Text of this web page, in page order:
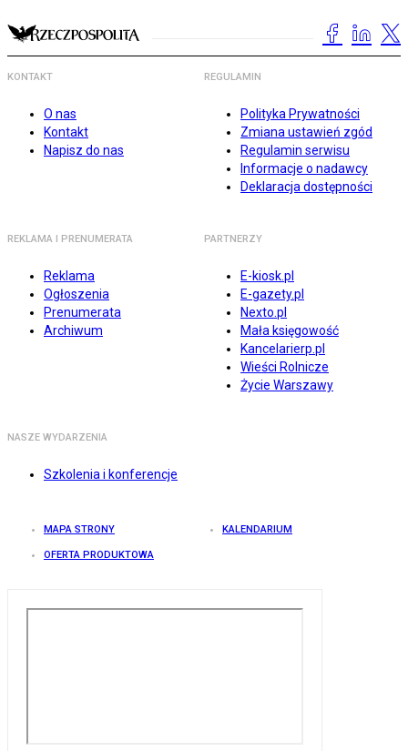
KONTAKT
O nas
Kontakt
Napisz do nas
REGULAMIN
Polityka Prywatności
Zmiana ustawień zgód
Regulamin serwisu
Informacje o nadawcy
Deklaracja dostępności
REKLAMA I PRENUMERATA
Reklama
Ogłoszenia
Prenumerata
Archiwum
PARTNERZY
E-kiosk.pl
E-gazety.pl
Nexto.pl
Mała księgowość
Kancelarierp.pl
Wieści Rolnicze
Życie Warszawy
NASZE WYDARZENIA
Szkolenia i konferencje
MAPA STRONY KALENDARIUM
OFERTA PRODUKTOWA